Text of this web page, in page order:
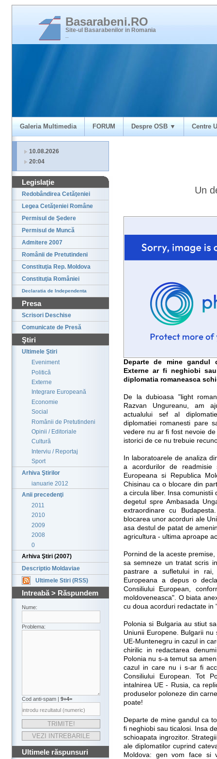
Basarabeni.RO
Site-ul Basarabenilor in Romania
Galeria Multimedia FORUM Despre OSB ▼ Centre
10.08.2026
20:04
Legislaţie
Redobândirea Cetăţeniei
Legea Cetăţeniei Române
Permisul de Şedere
Permisul de Muncă
Admitere 2007
Românii de Pretutindeni
Constituţia Rep. Moldova
Constituţia României
Declaratia de Independenta
Presa
Scrisori Deschise
Comunicate de Presă
Ştiri
Ultimele Ştiri
Eveniment
Politică
Externe
Integrare Europeană
Economie
Social
Românii de Pretutindeni
Opinii / Editoriale
Cultură
Interviu / Reportaj
Sport
Arhiva Ştirilor
ianuarie 2012
Anii precedenţi
2011
2010
2009
2008
0
Arhiva Ştiri (2007)
Descriptio Moldaviae
Ultimele Stiri (RSS)
Intreabă > Răspundem
Nume:
Problema:
Cod anti-spam | 9+4=
Ultimele răspunsuri
Un
Departe de mine gandul
Externe ar fi neghiobi
diplomatia romaneasca
De la dubioasa "light
Razvan Ungureanu, am
actualului sef al
diplomatiei romanesti pare
vedere nu ar fi fost nevoie
istorici de ce nu trebuie
In laboratoarele de analiza
a acordurilor de
Europeana si Republica
Chisinau ca o blocare din
a circula liber. Insa comunistii
degetul spre Ambasada
extraordinare cu
blocarea unor acorduri ale
asa destul de patat de
agricultura - ultima aproape
Pornind de la aceste
sa semneze un tratat scris
pastrare a sufletului in rai,
Europeana a depus o
Consiliului European,
moldoveneasca". O biata
cu doua acorduri redactate in
Polonia si Bulgaria au stiut
Uniunii Europene. Bulgarii
UE-Muntenegru in cazul in
chirilic in redactarea
Polonia nu s-a temut sa
cazul in care nu i s-ar fi
Consiliului European. Tot
intalnirea UE - Rusia, ca
produselor poloneze din
poate!
Departe de mine gandul ca
fi neghiobi sau ticalosi. Insa
schioapata ingrozitor.
ale diplomatilor cuprind
Moldova: gen vom face si